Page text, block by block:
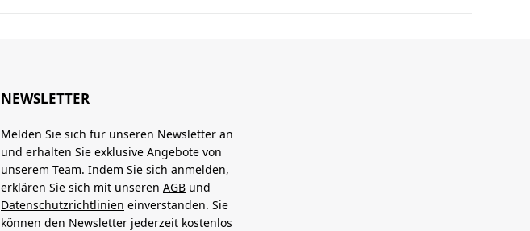
NEWSLETTER
Melden Sie sich für unseren Newsletter an
und erhalten Sie exklusive Angebote von
unserem Team. Indem Sie sich anmelden,
erklären Sie sich mit unseren AGB und
Datenschutzrichtlinien einverstanden. Sie
können den Newsletter jederzeit kostenlos